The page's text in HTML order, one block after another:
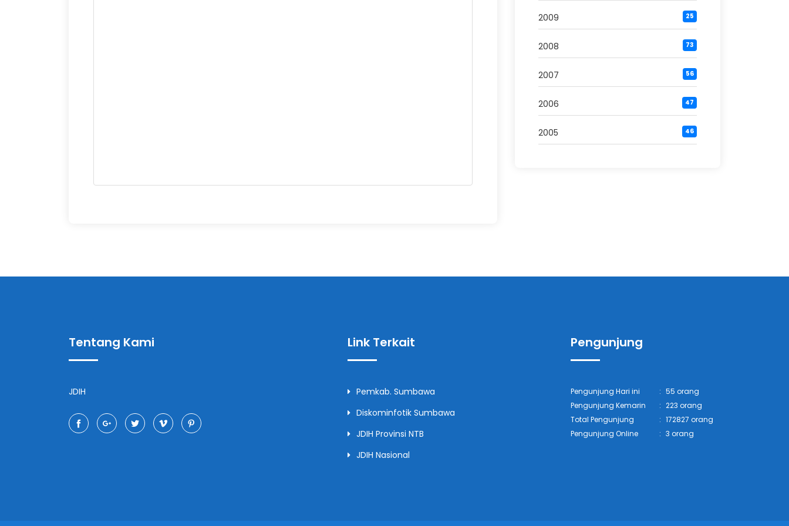
2009 25
2008 73
2007 56
2006 47
2005 46
Tentang Kami
JDIH
Link Terkait
Pemkab. Sumbawa
Diskominfotik Sumbawa
JDIH Provinsi NTB
JDIH Nasional
Pengunjung
Pengunjung Hari ini : 55 orang
Pengunjung Kemarin
: 223 orang
Total Pengunjung
: 172827 orang
Pengunjung Online
: 3 orang